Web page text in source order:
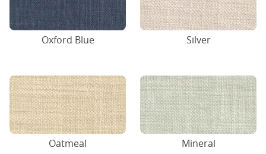
Oxford Blue Silver
Oatmeal Mineral